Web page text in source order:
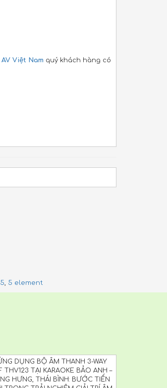
AV Việt Nam quý khách hàng có
5, 5 element